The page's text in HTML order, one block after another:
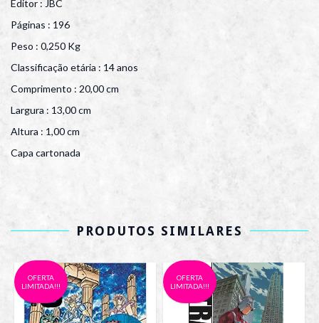
Editor : JBC
Páginas : 196
Peso : 0,250 Kg
Classificação etária : 14 anos
Comprimento : 20,00 cm
Largura : 13,00 cm
Altura : 1,00 cm
Capa cartonada
PRODUTOS SIMILARES
OFERTA
LIMITADA!!!
OFERTA
LIMITADA!!!